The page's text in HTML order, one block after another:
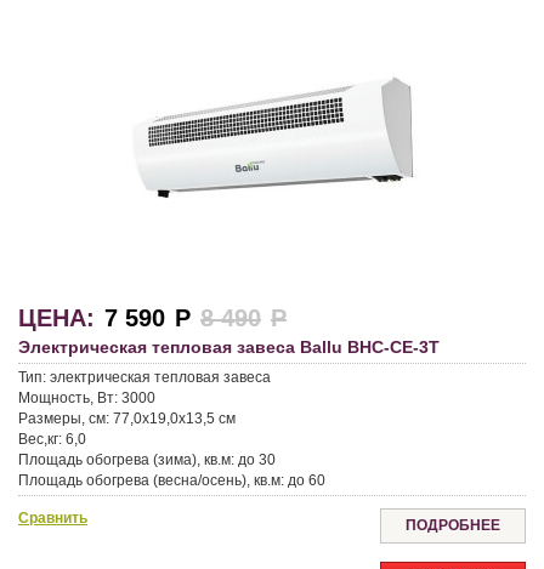
ЦЕНА: 7 590 Р 8 490 Р
Электрическая тепловая завеса Ballu BHC-CE-3T
Тип: электрическая тепловая завеса
Мощность, Вт: 3000
Размеры, см: 77,0x19,0x13,5 см
Вес,кг: 6,0
Площадь обогрева (зима), кв.м: до 30
Площадь обогрева (весна/осень), кв.м: до 60
Сравнить ПОДРОБНЕЕ